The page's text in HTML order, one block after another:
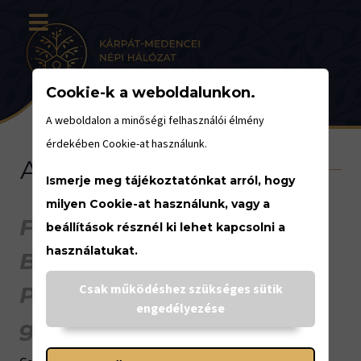
About us
Fairy Gardens, Cultural
Barns, and the Petőfi's
Pear Tree Network are
glad to see You here!
Cookie-k a weboldalunkon.
A weboldalon a minőségi felhasználói élmény
érdekében Cookie-at használunk.
Ismerje meg tájékoztatónkat arról, hogy
milyen Cookie-at használunk, vagy a
beállítások résznél ki lehet kapcsolni a
használatukat.
Csak működéshez szükséges sütik
engedélyezése